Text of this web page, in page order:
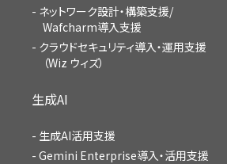
ネットワーク設計・構築支援/
Wafcharm導入支援
クラウドセキュリティ導入・運用支援
（Wiz ウィズ）
生成AI
生成AI活用支援
Gemini Enterprise導入・活用支援